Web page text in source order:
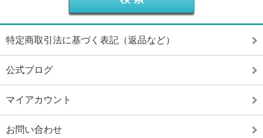
特定商取引法に基づく表記（返品など）
公式ブログ
マイアカウント
お問い合わせ